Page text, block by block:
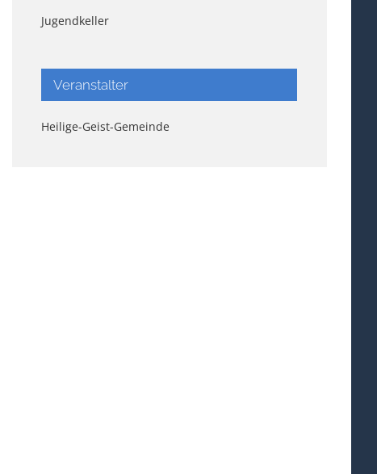
Jugendkeller
Veranstalter
Heilige-Geist-Gemeinde